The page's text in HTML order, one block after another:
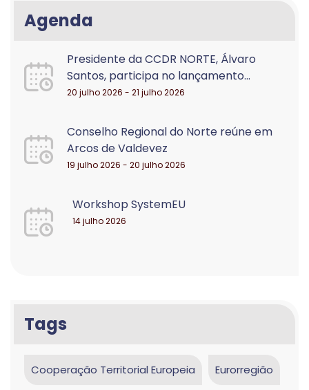
Agenda
Presidente da CCDR NORTE, Álvaro
Santos, participa no lançamento...
20 julho 2026 - 21 julho 2026
Conselho Regional do Norte reúne em
Arcos de Valdevez
19 julho 2026 - 20 julho 2026
Workshop SystemEU
14 julho 2026
Tags
Cooperação Territorial Europeia Eurorregião